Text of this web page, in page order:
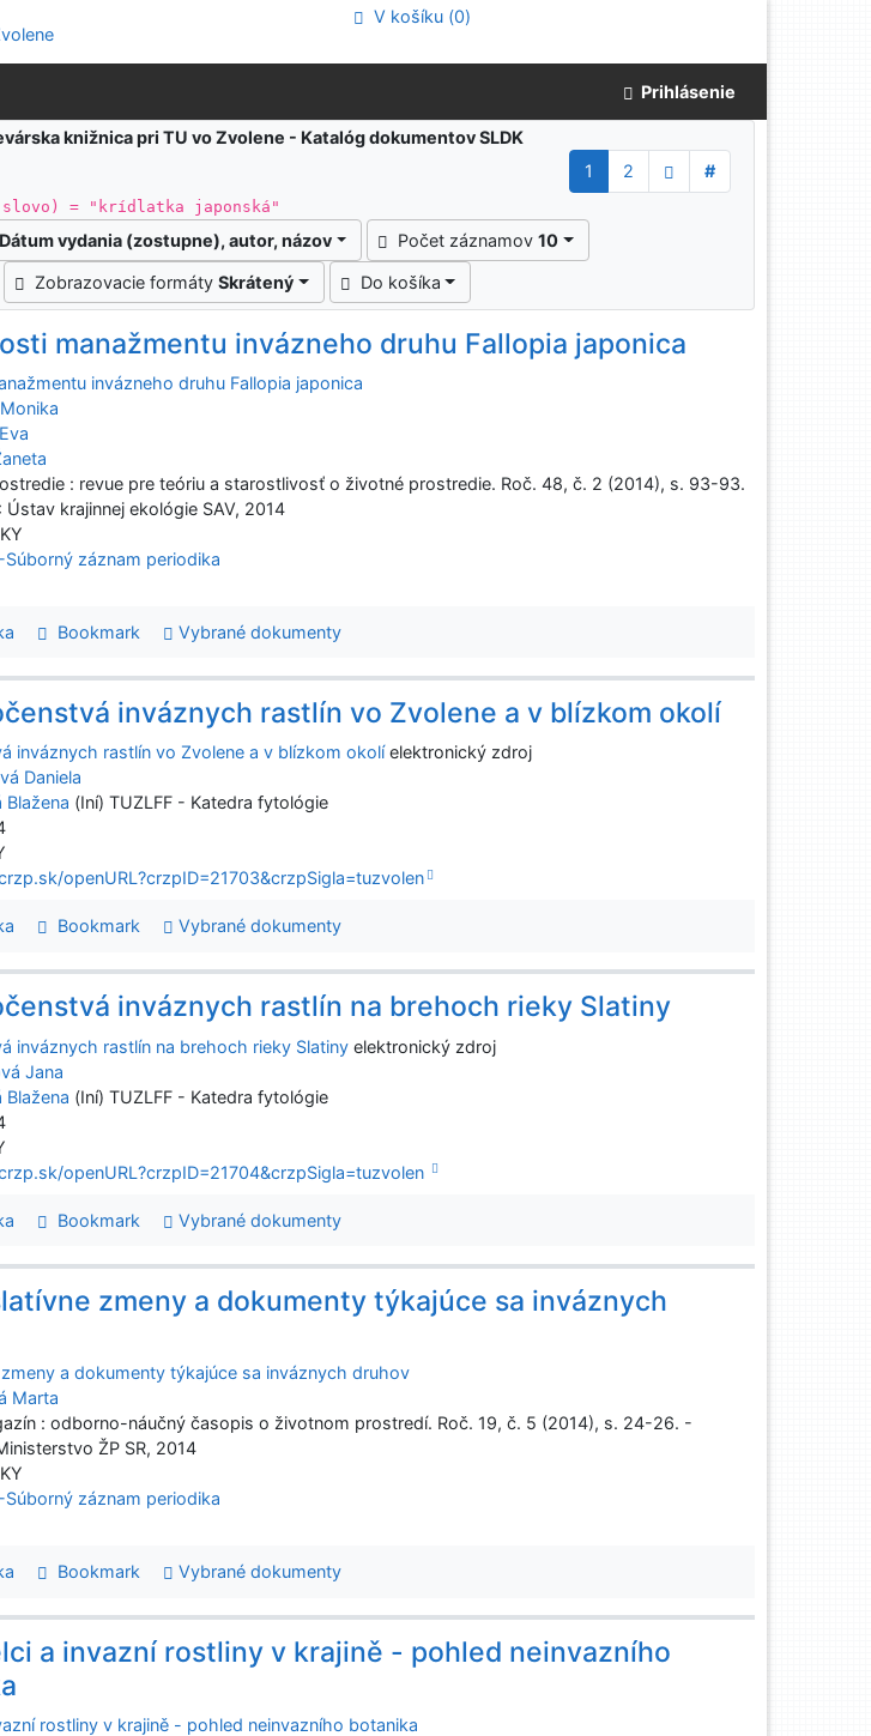
V košíku (0)
Prihlásenie
knižnica pri TU vo Zvolene - Katalóg dokumentov SLDK
1 2
#
slovo) = "krídlatka japonská"
Dátum vydania (zostupne), autor, názov Počet záznamov10
Zobrazovacie formátySkrátený Do košíka
manažmentu invázneho druhu Fallopia japonica
invázneho druhu Fallopia japonica
: revue pre teóriu a starostlivosť o životné prostredie. Roč. 48, č. 2 (2014), s. 93-93.
Ústav krajinnej ekológie SAV, 2014
Súborný záznam periodika
Bookmark Vybrané dokumenty
inváznych rastlín vo Zvolene a v blízkom okolí
inváznych rastlín vo Zvolene a v blízkom okolíelektronický zdroj
Daniela
Blažena (Iní) TUZLFF - Katedra fytológie
openURL?crzpID=21703&crzpSigla=tuzvolen
Bookmark Vybrané dokumenty
inváznych rastlín na brehoch rieky Slatiny
inváznych rastlín na brehoch rieky Slatiny elektronický zdroj
Jana
Blažena (Iní) TUZLFF - Katedra fytológie
openURL?crzpID=21704&crzpSigla=tuzvolen
Bookmark Vybrané dokumenty
zmeny a dokumenty týkajúce sa inváznych
a dokumenty týkajúce sa inváznych druhov
Marta
: odborno-náučný časopis o životnom prostredí. Roč. 19, č. 5 (2014), s. 24-26. -
ŽP SR, 2014
Súborný záznam periodika
Bookmark Vybrané dokumenty
a invazní rostliny v krajině - pohled neinvazního
rostliny v krajině - pohled neinvazního botanika